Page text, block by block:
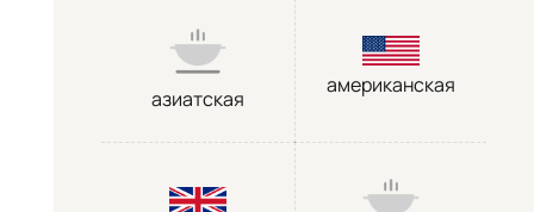
азиатская
американская